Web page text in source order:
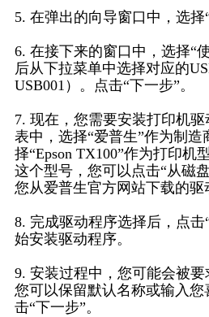
5. 在弹出的向导窗口中，选择
6. 在接下来的窗口中，选择“
后从下拉菜单中选择对应的
USB001）。点击“下一步”。
7. 现在，您需要安装打印机
表中，选择“爱普生”作为制
择“Epson TX100”作为打印机
这个型号，您可以点击“从磁
您从爱普生官方网站下载的驱
8. 完成驱动程序选择后，点
始安装驱动程序。
9. 安装过程中，您可能会被要
您可以保留默认名称或输入
击“下一步”。